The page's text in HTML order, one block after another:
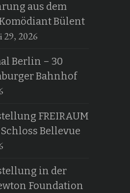
aus dem
Bülent
29, 2026
Berlin – 30
Bahnhof
FREIRAUM
Bellevue
in der
Foundation